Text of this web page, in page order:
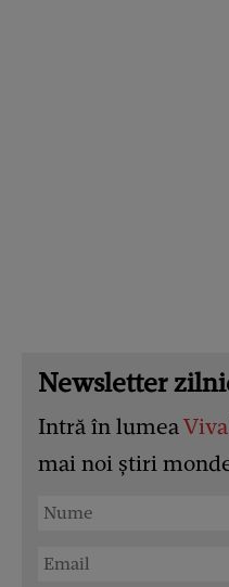
Newsletter
Intră în lumeaViva
mai noi știri